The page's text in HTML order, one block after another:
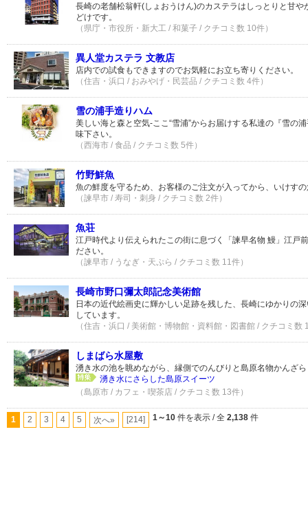
長崎の老舗松翁軒(しょおうけん)のカステラはしっとりと甘や
どけです。
（県庁・市役所・新大工 / 和菓子 / クチコミ数 10件）
異人堂カステラ 文教店
店内での試食もできますのでお気軽にお立ち寄りください。
（住吉・浜口 / おみやげ・民芸品 / クチコミ数 4件）
雪の浦手造りハム
美しい海と森と空気-ここ“雪浦”からお届けする私達の『雪の
味下さい。
（西海市 / 食品 / クチコミ数 5件）
竹野鮮魚
魚の鮮度を守るため、お客様のご注文が入ってから、いけす
（諫早市 / 寿司・刺身 / クチコミ数 2件）
魚荘
江戸時代より伝えられたこの街に息づく「諫早名物 鰻」江戸
ださい。
（諫早市 / うなぎ・天ぷら / クチコミ数 11件）
長崎市野口彌太郎記念美術館
日本の近代絵画史に輝かしい足跡を残した、長崎にゆかりの
しています。
（住吉・浜口 / 美術館・博物館・資料館・図書館 / クチコミ数
しまばら水屋敷
湧き水の池を眺めながら、縁側でのんびりと島原名物かんざ
湧き水にさらした島原スイーツ
（島原市 / カフェ・喫茶店 / クチコミ数 13件）
1 2 3 4 5 次へ» [214] 1～10 件を表示 / 全 2,138 件